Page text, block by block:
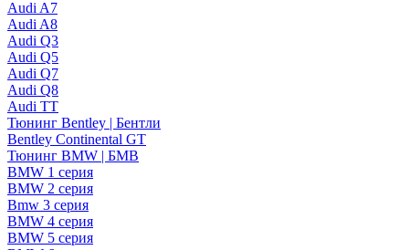
Audi A7
Audi A8
Audi Q3
Audi Q5
Audi Q7
Audi Q8
Audi TT
Тюнинг Bentley | Бентли
Bentley Continental GT
Тюнинг BMW | БМВ
BMW 1 серия
BMW 2 серия
Bmw 3 серия
BMW 4 серия
BMW 5 серия